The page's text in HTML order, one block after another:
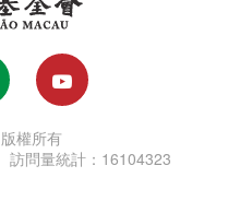
權所有
訪問量統計：16104323